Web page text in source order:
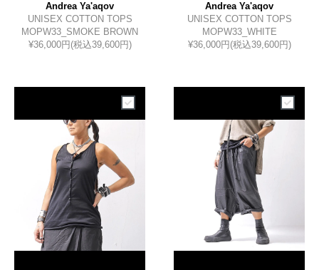
Andrea Ya'aqov
UNISEX COTTON TOPS
MOPW33_SMOKE BROWN
¥36,000円(税込39,600円)
Andrea Ya'aqov
UNISEX COTTON TOPS
MOPW33_WHITE
¥36,000円(税込39,600円)